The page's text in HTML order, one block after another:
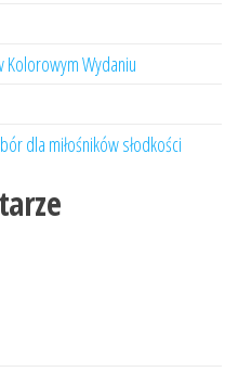
Kolorowym Wydaniu
dla miłośników słodkości